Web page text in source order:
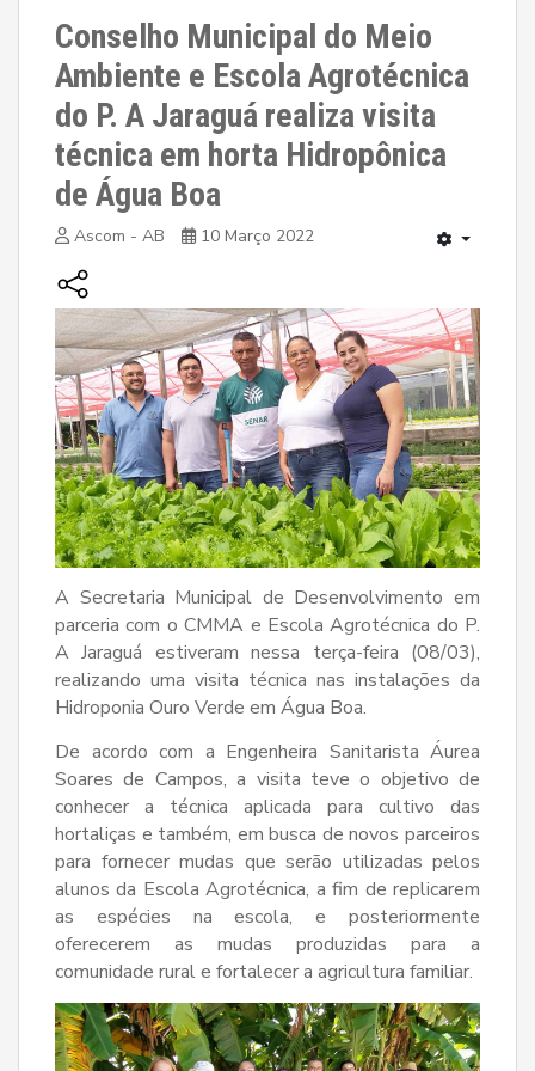
Conselho Municipal do Meio
Ambiente e Escola Agrotécnica
do P. A Jaraguá realiza visita
técnica em horta Hidropônica
de Água Boa
Ascom - AB 10 Março 2022
A Secretaria Municipal de Desenvolvimento em
parceria com o CMMA e Escola Agrotécnica do P.
A Jaraguá estiveram nessa terça-feira (08/03),
realizando uma visita técnica nas instalações da
Hidroponia Ouro Verde em Água Boa.
De acordo com a Engenheira Sanitarista Áurea
Soares de Campos, a visita teve o objetivo de
conhecer a técnica aplicada para cultivo das
hortaliças e também, em busca de novos parceiros
para fornecer mudas que serão utilizadas pelos
alunos da Escola Agrotécnica, a fim de replicarem
as espécies na escola, e posteriormente
oferecerem as mudas produzidas para a
comunidade rural e fortalecer a agricultura familiar.